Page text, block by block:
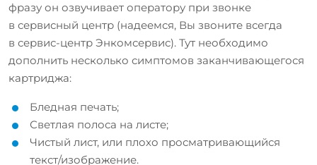
фразу он озвучивает оператору при звонке
в сервисный центр (надеемся, Вы звоните всегда
в сервис-центр Энкомсервис). Тут необходимо
дополнить несколько симптомов заканчивающегося
картриджа:
Бледная печать;
Светлая полоса на листе;
Чистый лист, или плохо просматривающийся
текст/изображение.